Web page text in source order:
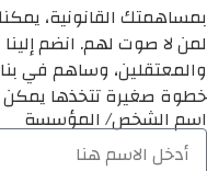
بمساهمتك القانونية،
لمن لا صوت لهم. انضم
والمعتقلين، وساهم في
خطوة صغيرة تتخذها يمكن
اسم الشخص/ المؤسسة